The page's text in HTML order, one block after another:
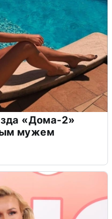
«Дома-2»
мужем